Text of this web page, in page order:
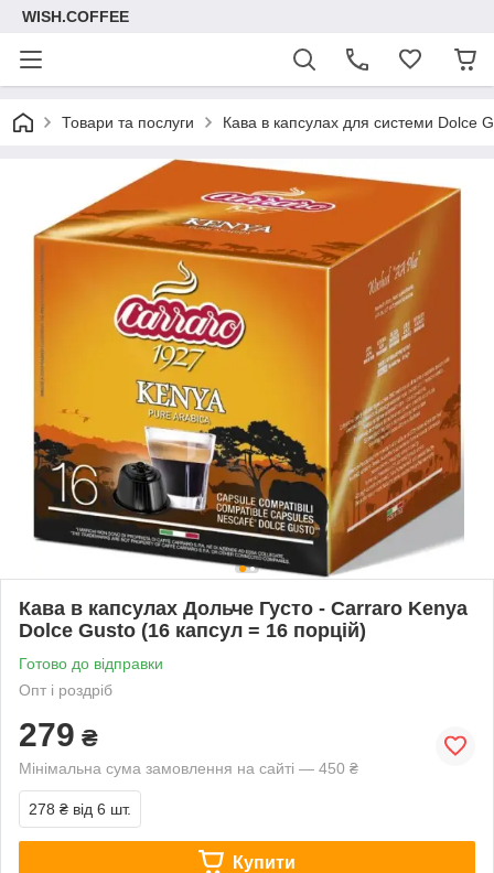
WISH.COFFEE
Товари та послуги Кава в капсулах для системи Dolce
Кава в капсулах Дольче Густо - Carraro Kenya
Dolce Gusto (16 капсул = 16 порцій)
Готово до відправки
Опт і роздріб
279 ₴
Мінімальна сума замовлення на сайті — 450 ₴
278 ₴ від 6 шт.
Купити